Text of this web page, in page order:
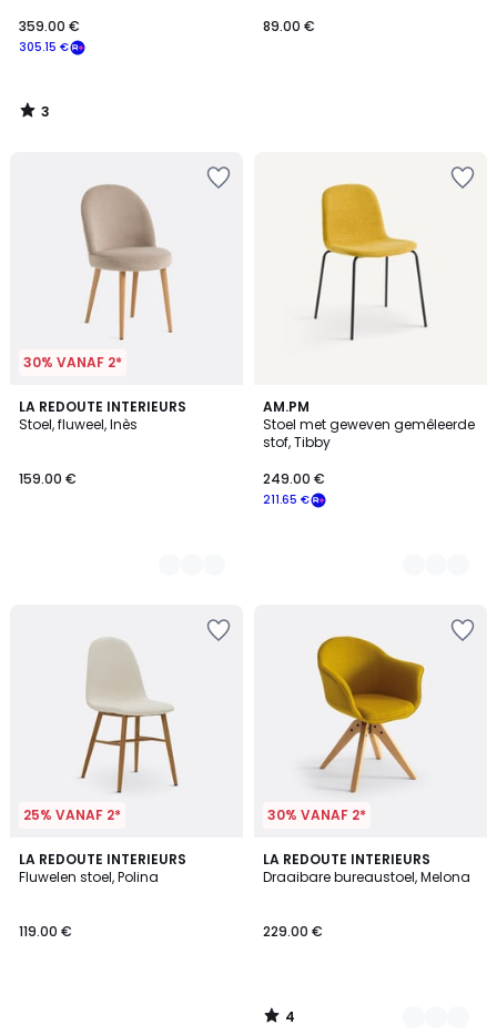
305.15 €
359.00 €
3
/
89.00 €
30% VANAF 2*
LA REDOUTE INTERIEURS
Stoel, fluweel, Inès
159.00 €
3
Kleuren
AM.PM
Stoel met geweven gemêleerde
stof, Tibby
211.65 €
249.00 €
3
Kleuren
25% VANAF 2*
LA REDOUTE INTERIEURS
Fluwelen stoel, Polina
119.00 €
30% VANAF 2*
LA REDOUTE INTERIEURS
Draaibare bureaustoel, Melona
229.00 €
4
/
2
Kleuren
4
/